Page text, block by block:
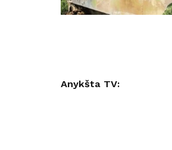
Anykšta TV: